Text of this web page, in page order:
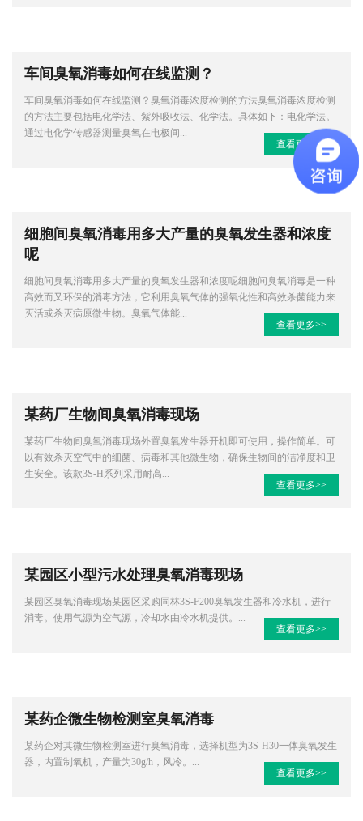
车间臭氧消毒如何在线监测？
车间臭氧消毒如何在线监测？臭氧消毒浓度检测的方法臭氧消毒浓度检测
的方法主要包括电化学法、紫外吸收法、化学法。具体如下：电化学法。
通过电化学传感器测量臭氧在电极间...
查看更多>>
细胞间臭氧消毒用多大产量的臭氧发生器和浓度
呢
细胞间臭氧消毒用多大产量的臭氧发生器和浓度呢细胞间臭氧消毒是一种
高效而又环保的消毒方法，它利用臭氧气体的强氧化性和高效杀菌能力来
灭活或杀灭病原微生物。臭氧气体能...
查看更多>>
某药厂生物间臭氧消毒现场
某药厂生物间臭氧消毒现场外置臭氧发生器开机即可使用，操作简单。可
以有效杀灭空气中的细菌、病毒和其他微生物，确保生物间的洁净度和卫
生安全。该款3S-H系列采用耐高...
查看更多>>
某园区小型污水处理臭氧消毒现场
某园区臭氧消毒现场某园区采购同林3S-F200臭氧发生器和冷水机，进行
消毒。使用气源为空气源，冷却水由冷水机提供。...
查看更多>>
某药企微生物检测室臭氧消毒
某药企对其微生物检测室进行臭氧消毒，选择机型为3S-H30一体臭氧发生
器，内置制氧机，产量为30g/h，风冷。...
查看更多>>